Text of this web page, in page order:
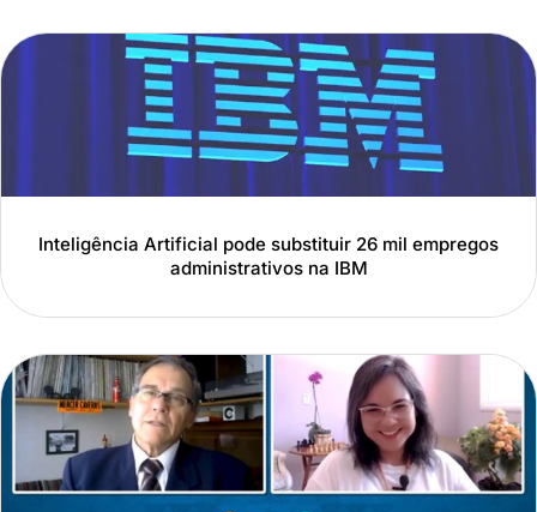
Inteligência Artificial pode substituir 26 mil empregos
administrativos na IBM